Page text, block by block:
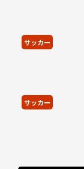
サッカー
サッカー